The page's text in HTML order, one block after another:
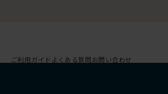
ご利用ガイド よくある質問お問い合わせ